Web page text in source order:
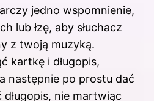
jedno wspomnienie,
lub łzę, aby słuchacz
z twoją muzyką.
kartkę i długopis,
następnie po prostu dać
nie martwiąc